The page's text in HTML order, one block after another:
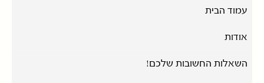
עמוד הבית
אודות
השאלות החשובות שלכם!